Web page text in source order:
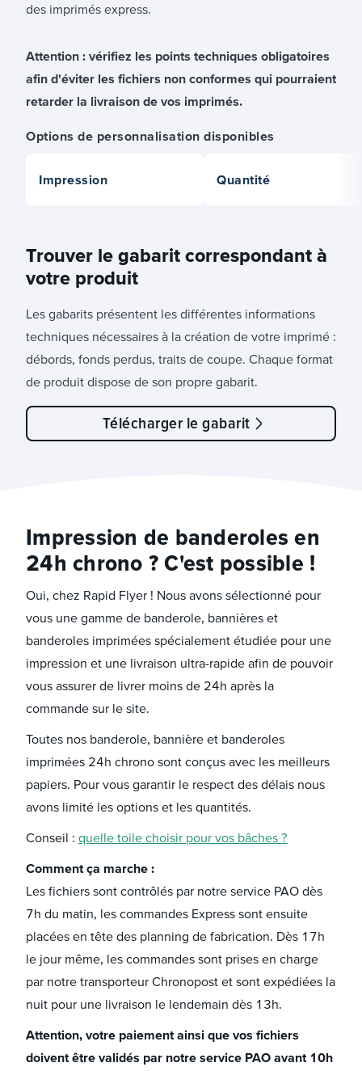
des imprimés express.
Attention : vérifiez les points techniques obligatoires
afin d'éviter les fichiers non conformes qui pourraient
retarder la livraison de vos imprimés.
Options de personnalisation disponibles
Impression Quantité
Trouver le gabarit correspondant à
votre produit
Les gabarits présentent les différentes informations
techniques nécessaires à la création de votre imprimé :
débords, fonds perdus, traits de coupe. Chaque format
de produit dispose de son propre gabarit.
Télécharger le gabarit
Impression de banderoles en
24h chrono ? C'est possible !
Oui, chez Rapid Flyer ! Nous avons sélectionné pour
vous une gamme de banderole, bannières et
banderoles imprimées spécialement étudiée pour une
impression et une livraison ultra-rapide afin de pouvoir
vous assurer de livrer moins de 24h après la
commande sur le site.
Toutes nos banderole, bannière et banderoles
imprimées 24h chrono sont conçus avec les meilleurs
papiers. Pour vous garantir le respect des délais nous
avons limité les options et les quantités.
Conseil : quelle toile choisir pour vos bâches ?
Comment ça marche :
Les fichiers sont contrôlés par notre service PAO dès
7h du matin, les commandes Express sont ensuite
placées en tête des planning de fabrication. Dès 17h
le jour même, les commandes sont prises en charge
par notre transporteur Chronopost et sont expédiées la
nuit pour une livraison le lendemain dès 13h.
Attention, votre paiement ainsi que vos fichiers
doivent être validés par notre service PAO avant 10h